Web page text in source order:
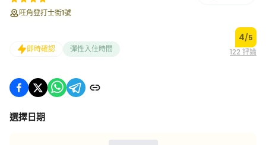
旺角登打士街1號
即時確認 彈性入住時間
4/5
122 評論
選擇日期